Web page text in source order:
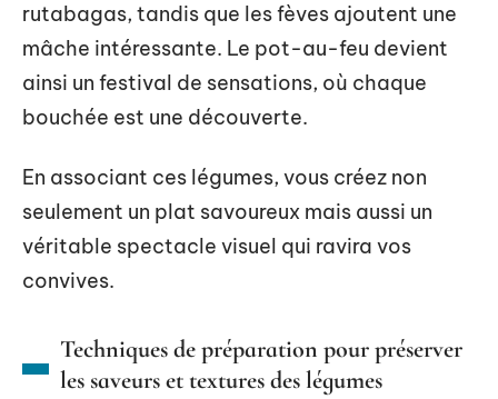
rutabagas, tandis que les fèves ajoutent une
mâche intéressante. Le pot-au-feu devient
ainsi un festival de sensations, où chaque
bouchée est une découverte.
En associant ces légumes, vous créez non
seulement un plat savoureux mais aussi un
véritable spectacle visuel qui ravira vos
convives.
Techniques de préparation pour préserver
les saveurs et textures des légumes